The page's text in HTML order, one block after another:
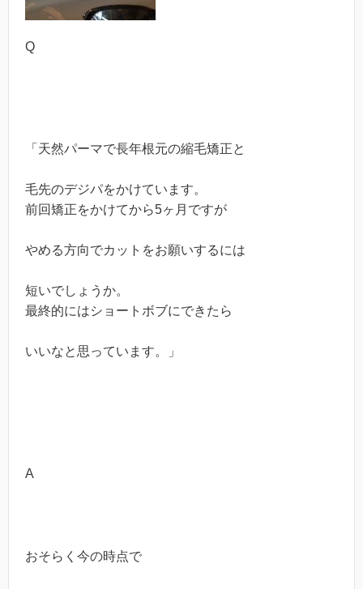
Q
「天然パーマで長年根元の縮毛矯正と
毛先のデジパをかけています。
前回矯正をかけてから5ヶ月ですが
やめる方向でカットをお願いするには
短いでしょうか。
最終的にはショートボブにできたら
いいなと思っています。」
A
おそらく今の時点で